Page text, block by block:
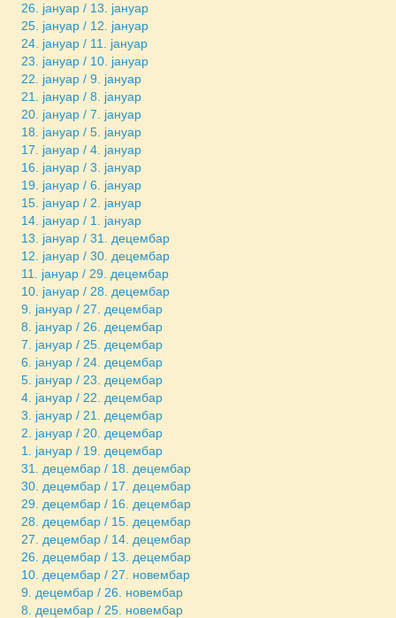
26. јануар / 13. јануар
25. јануар / 12. јануар
24. јануар / 11. јануар
23. јануар / 10. јануар
22. јануар / 9. јануар
21. јануар / 8. јануар
20. јануар / 7. јануар
18. јануар / 5. јануар
17. јануар / 4. јануар
16. јануар / 3. јануар
19. јануар / 6. јануар
15. јануар / 2. јануар
14. јануар / 1. јануар
13. јануар / 31. децембар
12. јануар / 30. децембар
11. јануар / 29. децембар
10. јануар / 28. децембар
9. јануар / 27. децембар
8. јануар / 26. децембар
7. јануар / 25. децембар
6. јануар / 24. децембар
5. јануар / 23. децембар
4. јануар / 22. децембар
3. јануар / 21. децембар
2. јануар / 20. децембар
1. јануар / 19. децембар
31. децембар / 18. децембар
30. децембар / 17. децембар
29. децембар / 16. децембар
28. децембар / 15. децембар
27. децембар / 14. децембар
26. децембар / 13. децембар
10. децембар / 27. новембар
9. децембар / 26. новембар
8. децембар / 25. новембар